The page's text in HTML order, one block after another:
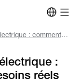
Calcul de la puissance électrique : comment évaluer les besoins réels de votre logement
:
réels